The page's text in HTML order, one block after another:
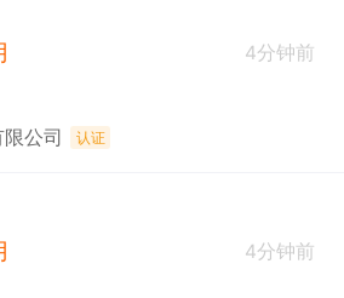
4分钟前
公司 认证
4分钟前